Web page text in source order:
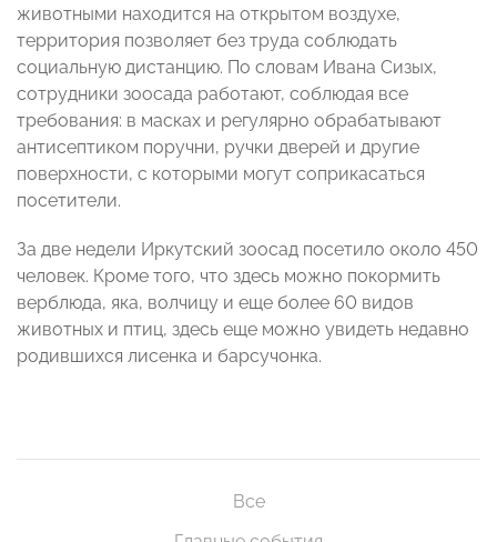
животными находится на открытом воздухе,
территория позволяет без труда соблюдать
социальную дистанцию. По словам Ивана Сизых,
сотрудники зоосада работают, соблюдая все
требования: в масках и регулярно обрабатывают
антисептиком поручни, ручки дверей и другие
поверхности, с которыми могут соприкасаться
посетители.
За две недели Иркутский зоосад посетило около 450
человек. Кроме того, что здесь можно покормить
верблюда, яка, волчицу и еще более 60 видов
животных и птиц, здесь еще можно увидеть недавно
родившихся лисенка и барсучонка.
Все